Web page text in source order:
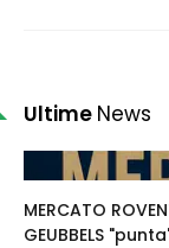
Ultime News
MERCATO
GEUBBELS